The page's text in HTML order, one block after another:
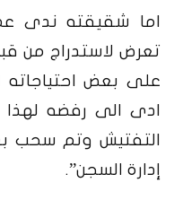
اما شقيقته ندى
تعرض لاستدراج من
على بعض احتياجاته
ادى الى رفضه
التفتيش وتم سحب
إدارة السجن”.